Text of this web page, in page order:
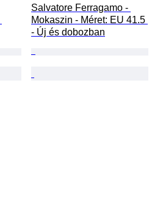
Salvatore Ferragamo -
Mokaszin - Méret: EU 41.5
- Új és dobozban